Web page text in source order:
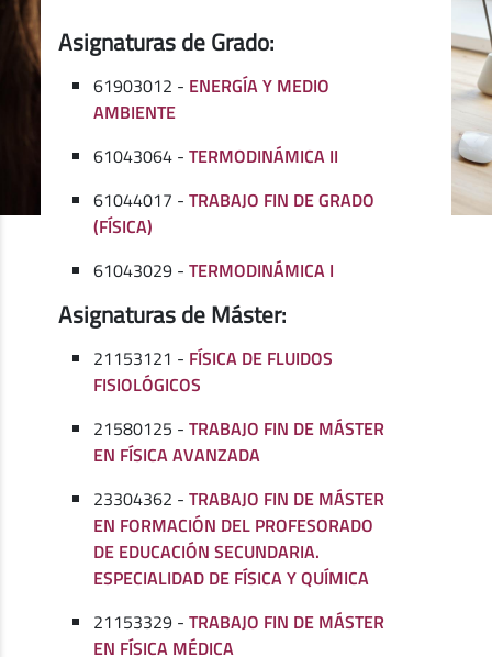
Asignaturas de Grado:
61903012 - ENERGÍA Y MEDIO
AMBIENTE
61043064 -TERMODINÁMICA II
61044017 -TRABAJO FIN DE GRADO
(FÍSICA)
61043029 -TERMODINÁMICA I
Asignaturas de Máster:
21153121 - FÍSICA DE FLUIDOS
FISIOLÓGICOS
21580125 -TRABAJO FIN DE MÁSTER
EN FÍSICA AVANZADA
23304362 -TRABAJO FIN DE MÁSTER
EN FORMACIÓN DEL PROFESORADO
DE EDUCACIÓN SECUNDARIA.
ESPECIALIDAD DE FÍSICA Y QUÍMICA
21153329 -TRABAJO FIN DE MÁSTER
EN FÍSICA MÉDICA